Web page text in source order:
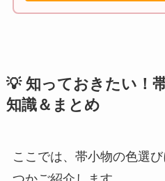
💡 知っておきたい！
知識＆まとめ
ここでは、帯小物の色選